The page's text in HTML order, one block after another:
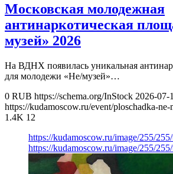
Московская молодежная
антинаркотическая
музей» 2026
На ВДНХ появилась уникальная
для молодежи «Не/музей»…
0 RUB https://schema.org/InStock 2026-07-
https://kudamoscow.ru/event/ploschadka-ne-
1.4K 12
https://kudamoscow.ru/image/255/
https://kudamoscow.ru/image/255/